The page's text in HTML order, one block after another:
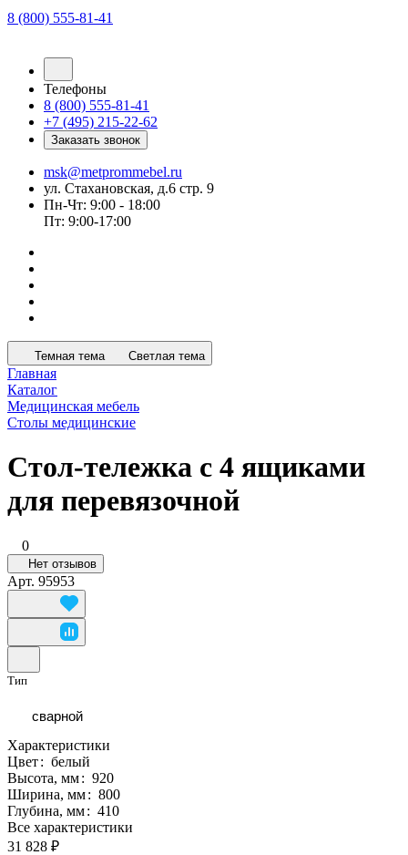
8 (800) 555-81-41
Телефоны
8 (800) 555-81-41
+7 (495) 215-22-62
Заказать звонок
msk@metprommebel.ru
ул. Стахановская, д.6 стр. 9
Пн-Чт: 9:00 - 18:00
Пт: 9:00-17:00
Темная тема Светлая тема
Главная
Каталог
Медицинская мебель
Столы медицинские
Стол-тележка с 4 ящиками
для перевязочной
0
Нет отзывов
Арт. 95953
Тип
сварной
Характеристики
Цвет: белый
Высота, мм: 920
Ширина, мм: 800
Глубина, мм: 410
Все характеристики
31 828 ₽